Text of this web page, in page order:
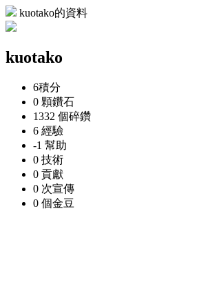
kuotako的資料
kuotako
6積分
0 顆鑽石
1332 個碎鑽
6 經驗
-1 幫助
0 技術
0 貢獻
0 次宣傳
0 個金豆